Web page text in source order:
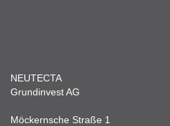
NEUTECTA
Grundinvest AG
Möckernsche Straße 1